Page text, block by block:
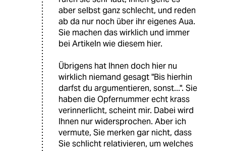
aber selbst ganz schlecht, und reden
ab da nur noch über ihr eigenes Aua.
Sie machen das wirklich und immer
bei Artikeln wie diesem hier.
Übrigens hat Ihnen doch hier nu
wirklich niemand gesagt "Bis hierhin
darfst du argumentieren, sonst...". Sie
haben die Opfernummer echt krass
verinnerlicht, scheint mir. Dabei wird
Ihnen nur widersprochen. Aber ich
vermute, Sie merken gar nicht, dass
Sie schlicht relativieren, um welches